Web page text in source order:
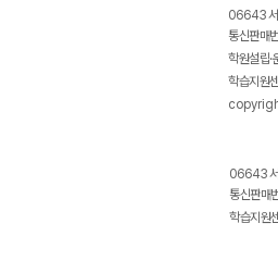
06643 서
통신판매
학원설립
학습지원
06643 서
통신판
학습지원